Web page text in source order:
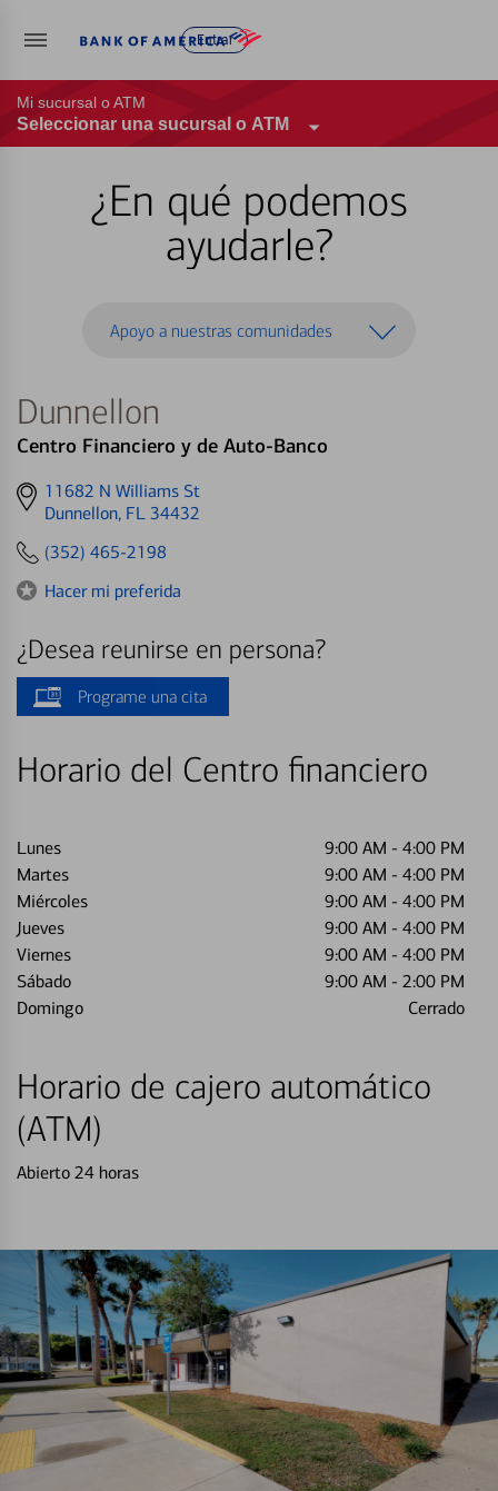
Entrar
Mi sucursal o ATM
Seleccionar una sucursal o ATM
¿En qué podemos
ayudarle?
Apoyo a nuestras comunidades
Dunnellon
Centro Financiero y de Auto-Banco
Get
directions
11682 N Williams St
Dunnellon, FL 34432
(352) 465-2198
Hacer mi preferida
¿Desea reunirse en persona?
Programe una cita
Horario del Centro financiero
Lunes 9:00 AM - 4:00 PM
Martes
9:00 AM - 4:00 PM
Miércoles
9:00 AM - 4:00 PM
Jueves
9:00 AM - 4:00 PM
Viernes
9:00 AM - 4:00 PM
Sábado
9:00 AM - 2:00 PM
Domingo
Cerrado
Horario de cajero automático
(ATM)
Abierto 24 horas